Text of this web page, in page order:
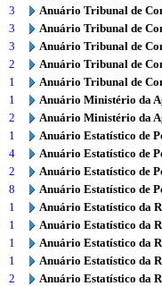
3
Anuário Tribunal de
3
Anuário Tribunal de
3
Anuário Tribunal de
2
Anuário Tribunal de
1
Anuário Tribunal de
1
Anuário Ministério da
2
Anuário Ministério da
1
Anuário Estatístico de
4
Anuário Estatístico de
2
Anuário Estatístico de
8
Anuário Estatístico de
1
Anuário Estatístico da
1
Anuário Estatístico da
1
Anuário Estatístico da
1
Anuário Estatístico da
2
Anuário Estatístico da